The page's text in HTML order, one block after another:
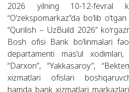
2026 yilning 10-12-fevral
“O‘zekspomarkaz”da bo‘lib
“Qurilish – UzBuild 2026”
Bosh ofisi Bank bo‘linmalari
departamenti masʼul xodimlari,
“Darxon”, “Yakkasaroy”,
xizmatlari ofislari
hamda bank xizmatlari